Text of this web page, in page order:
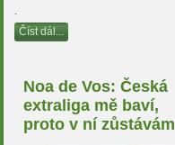
Číst dál...
Noa de Vos: Česká
extraliga mě baví,
proto v ní zůstávám